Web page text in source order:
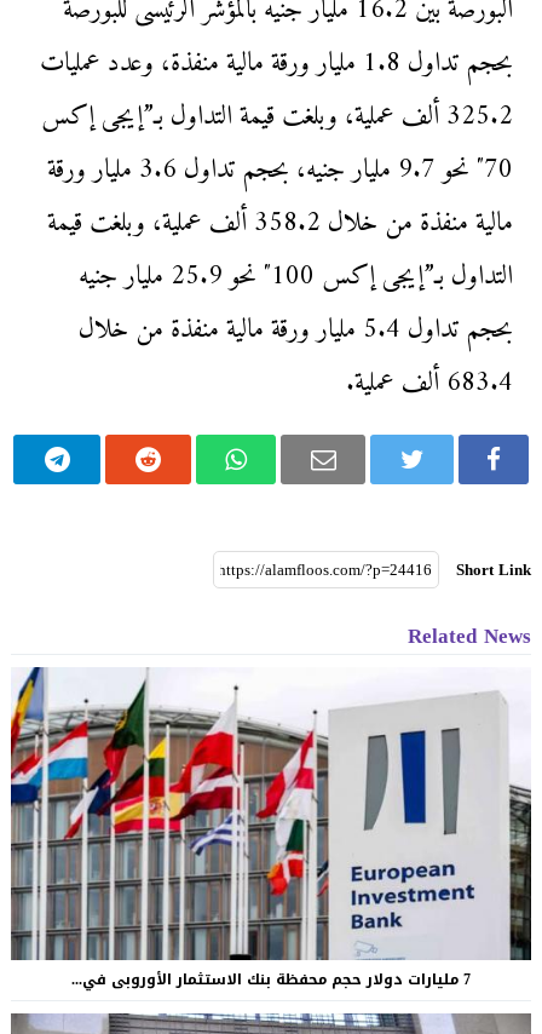
البورصة بين 16.2 مليار جنيه بالمؤشر الرئيسى للبورصة
بحجم تداول 1.8 مليار ورقة مالية منفذة، وعدد عمليات
325.2 ألف عملية، وبلغت قيمة التداول بـ”إيجى إكس
70″ نحو 9.7 مليار جنيه، بحجم تداول 3.6 مليار ورقة
مالية منفذة من خلال 358.2 ألف عملية، وبلغت قيمة
التداول بـ”إيجى إكس 100″ نحو 25.9 مليار جنيه
بحجم تداول 5.4 مليار ورقة مالية منفذة من خلال
683.4 ألف عملية.
Short Link
Related News
7 مليارات دولار حجم محفظة بنك الاستثمار الأوروبى في...